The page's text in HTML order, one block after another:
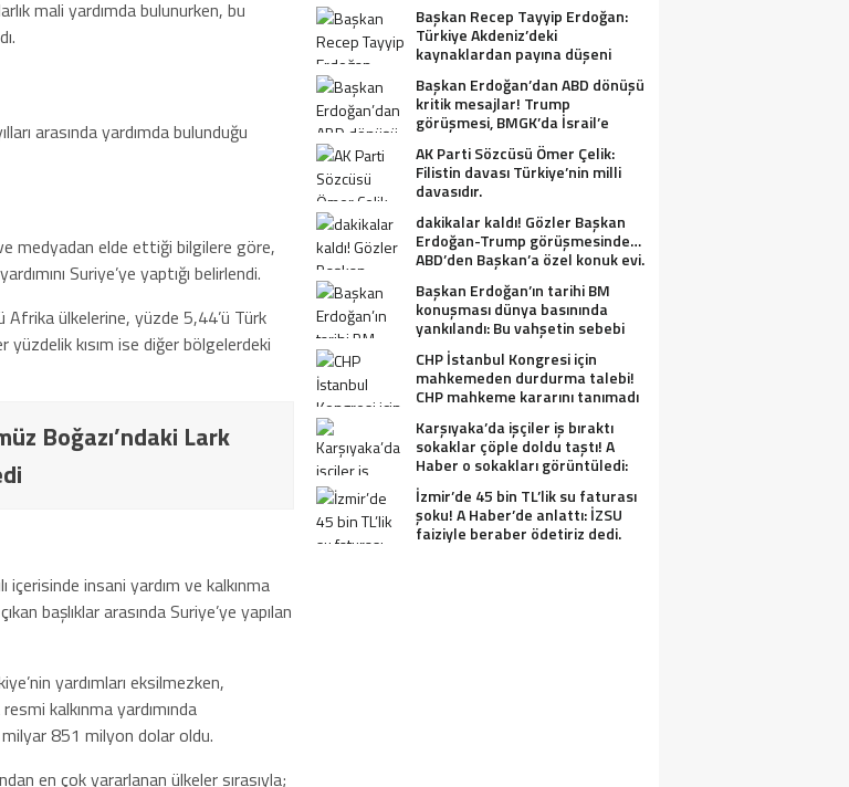
mali yardımda bulunurken, bu
arasında yardımda bulunduğu
medyadan elde ettiği bilgilere göre,
Suriye’ye yaptığı belirlendi.
Afrika ülkelerine, yüzde 5,44’ü Türk
kısım ise diğer bölgelerdeki
Boğazı’ndaki Lark
insani yardım ve kalkınma
başlıklar arasında Suriye’ye yapılan
yardımları eksilmezken,
kalkınma yardımında
milyar 851 milyon dolar oldu.
en çok yararlanan ülkeler sırasıyla;
Başkan Recep Tayyip Erdoğan:
Türkiye Akdeniz’deki
kaynaklardan payına düşeni
Başkan Erdoğan’dan ABD dönüşü
kritik mesajlar! Trump
görüşmesi, BMGK’da İsrail’e
tepkiler, Gazze ve Filistin
meselesi….
AK Parti Sözcüsü Ömer Çelik:
Filistin davası Türkiye’nin milli
davasıdır.
dakikalar kaldı! Gözler Başkan
Erdoğan-Trump görüşmesinde…
ABD’den Başkan’a özel konuk evi.
Başkan Erdoğan’ın tarihi BM
konuşması dünya basınında
yankılandı: Bu vahşetin sebebi
olabilir mi?
CHP İstanbul Kongresi için
mahkemeden durdurma talebi!
CHP mahkeme kararını tanımadı
Karşıyaka’da işçiler iş bıraktı
sokaklar çöple doldu taştı! A
Haber o sokakları görüntüledi:
Fareler cirit atıyor
İzmir’de 45 bin TL’lik su faturası
şoku! A Haber’de anlattı: İZSU
faiziyle beraber ödetiriz dedi.